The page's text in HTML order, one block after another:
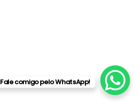
Fale comigo pelo WhatsApp!